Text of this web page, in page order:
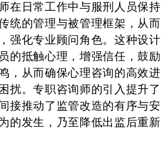
在日常工作中与服刑人员保持
统的管理与被管理框架，从而
强化专业顾问角色。这种设计
的抵触心理，增强信任，鼓励
，从而确保心理咨询的高效进
扰。专职咨询师的引入提升了
接推动了监管改造的有序与安
的发生，乃至降低出监后重新